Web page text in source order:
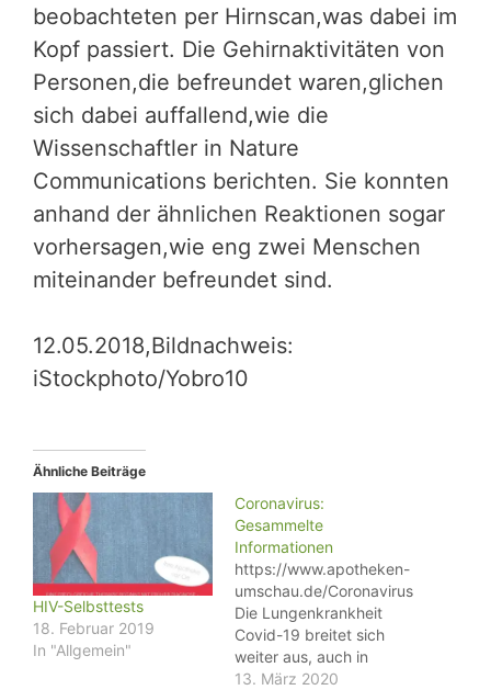
beobachteten per Hirnscan,was dabei im
Kopf passiert. Die Gehirn­­aktivitäten von
Personen,die befreundet waren,glichen
sich dabei auffallend,wie die
Wissenschaftler in Nature
Communications berichten. Sie konnten
anhand der ähnlichen Reaktionen sogar
vorhersagen,wie eng zwei Menschen
miteinan­der befreundet sind.
12.05.2018,Bildnachweis:
iStockphoto/Yobro10
Ähnliche Beiträge
HIV-Selbsttests
18. Februar 2019
In "Allgemein"
Coronavirus:
Gesammelte
Informationen
https://www.apotheken-
umschau.de/Coronavirus
Die Lungenkrankheit
Covid-19 breitet sich
weiter aus, auch in
Deutschland. Hier finden
13. März 2020